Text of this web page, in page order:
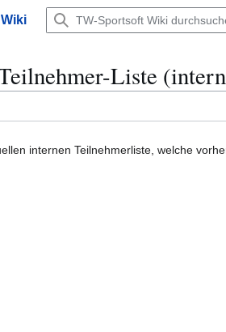
Liste
internen Teilnehmerliste, welche